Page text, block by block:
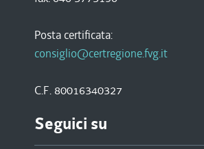
Posta certificata:
consiglio@certregione.fvg.it
C.F. 80016340327
Seguici su